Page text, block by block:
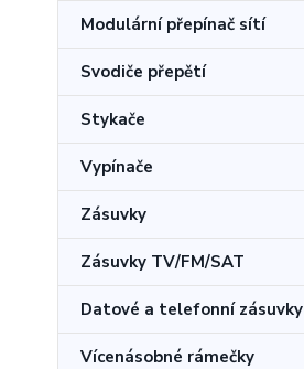
Modulární přepínač sítí
Svodiče přepětí
Stykače
Vypínače
Zásuvky
Zásuvky TV/FM/SAT
Datové a telefonní zásuvky
Vícenásobné rámečky